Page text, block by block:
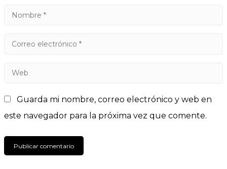
Guarda mi nombre, correo electrónico y web en
este navegador para la próxima vez que comente.